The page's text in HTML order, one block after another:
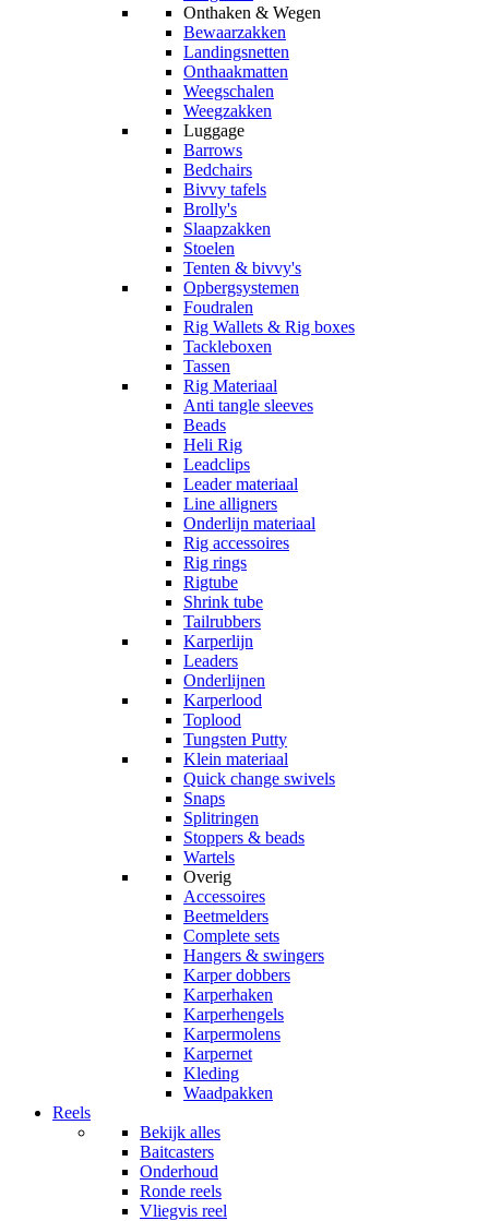
Onthaken & Wegen
Bewaarzakken
Landingsnetten
Onthaakmatten
Weegschalen
Weegzakken
Luggage
Barrows
Bedchairs
Bivvy tafels
Brolly's
Slaapzakken
Stoelen
Tenten & bivvy's
Opbergsystemen
Foudralen
Rig Wallets & Rig boxes
Tackleboxen
Tassen
Rig Materiaal
Anti tangle sleeves
Beads
Heli Rig
Leadclips
Leader materiaal
Line alligners
Onderlijn materiaal
Rig accessoires
Rig rings
Rigtube
Shrink tube
Tailrubbers
Karperlijn
Leaders
Onderlijnen
Karperlood
Toplood
Tungsten Putty
Klein materiaal
Quick change swivels
Snaps
Splitringen
Stoppers & beads
Wartels
Overig
Accessoires
Beetmelders
Complete sets
Hangers & swingers
Karper dobbers
Karperhaken
Karperhengels
Karpermolens
Karpernet
Kleding
Waadpakken
Reels
Bekijk alles
Baitcasters
Onderhoud
Ronde reels
Vliegvis reel